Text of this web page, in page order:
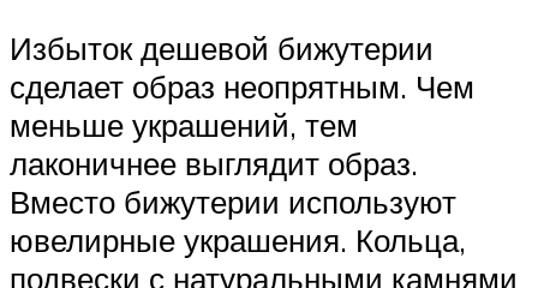
Избыток дешевой бижутерии
сделает образ неопрятным. Чем
меньше украшений, тем
лаконичнее выглядит образ.
Вместо бижутерии используют
ювелирные украшения. Кольца,
подвески с натуральными камнями